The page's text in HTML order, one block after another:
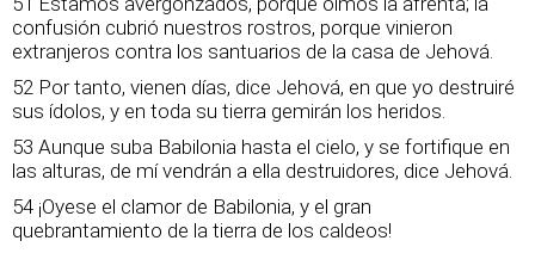
confusión cubrió nuestros rostros, porque vinieron
extranjeros contra los santuarios de la casa de Jehová.
52 Por tanto, vienen días, dice Jehová, en que yo destruiré
sus ídolos, y en toda su tierra gemirán los heridos.
53 Aunque suba Babilonia hasta el cielo, y se fortifique en
las alturas, de mí vendrán a ella destruidores, dice Jehová.
54 ¡Oyese el clamor de Babilonia, y el gran
quebrantamiento de la tierra de los caldeos!